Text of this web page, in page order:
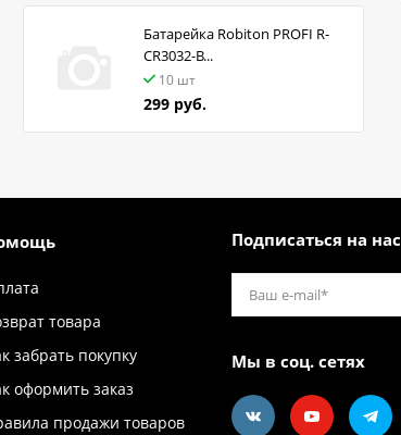
Батарейка Robiton PROFI R-
CR3032-B...
10 шт
299 руб.
товара
забрать покупку
оформить заказ
продажи товаров
Подписаться на нас
Мы в соц. сетях